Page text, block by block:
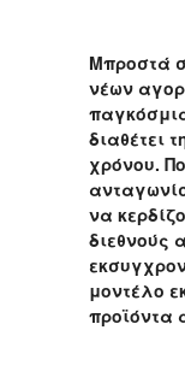
Μπροστά
νέων
διαθέτει
χρόνου.
να
διεθνούς
μοντέλο
προϊόντα